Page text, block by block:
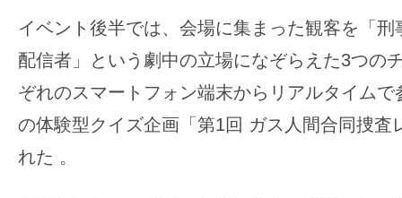
イベント後半では、会場に集まった観客を「
配信者」という劇中の立場になぞらえた3つの
ぞれのスマートフォン端末からリアルタイム
の体験型クイズ企画「第1回 ガス人間合同捜査
れた 。